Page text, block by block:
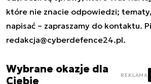
które nie znacie odpowiedzi;
napisać – zapraszamy do kontaktu.
redakcja@cyberdefence24.pl.
Wybrane okazje dla
Ciebie
REKLAMA